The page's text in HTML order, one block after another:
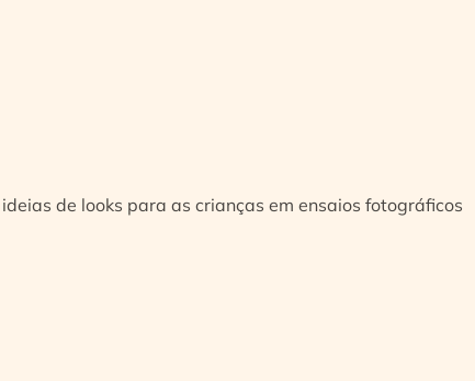
de looks para as crianças em ensaios fotográficos